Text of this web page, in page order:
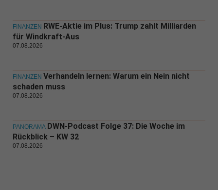
FINANZEN RWE-Aktie im Plus: Trump zahlt Milliarden
für Windkraft-Aus
07.08.2026
FINANZEN Verhandeln lernen: Warum ein Nein nicht
schaden muss
07.08.2026
PANORAMA DWN-Podcast Folge 37: Die Woche im
Rückblick – KW 32
07.08.2026